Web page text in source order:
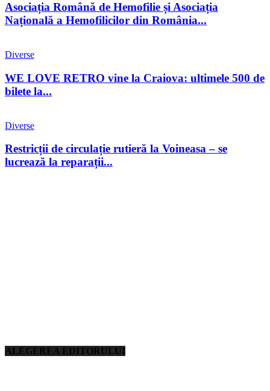
Asociația Română de Hemofilie și Asociația
Națională a Hemofilicilor din România...
Diverse
WE LOVE RETRO vine la Craiova: ultimele 500 de
bilete la...
Diverse
Restricții de circulație rutieră la Voineasa – se
lucrează la reparații...
ALEGEREA EDITORULUI